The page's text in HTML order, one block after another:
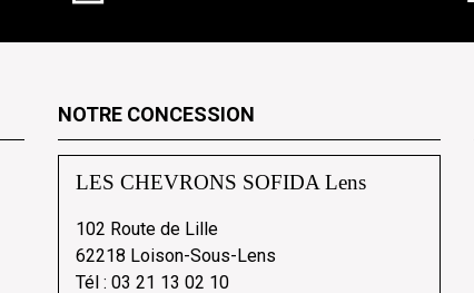
NOTRE CONCESSION
LES CHEVRONS SOFIDA Lens
102 Route de Lille
62218 Loison-Sous-Lens
Tél :03 21 13 02 10